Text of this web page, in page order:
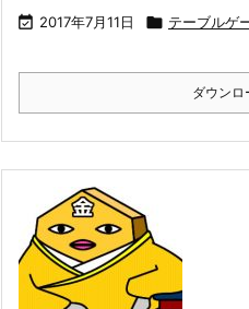
 2017年7月11日  テーブルゲ
ダウンロ